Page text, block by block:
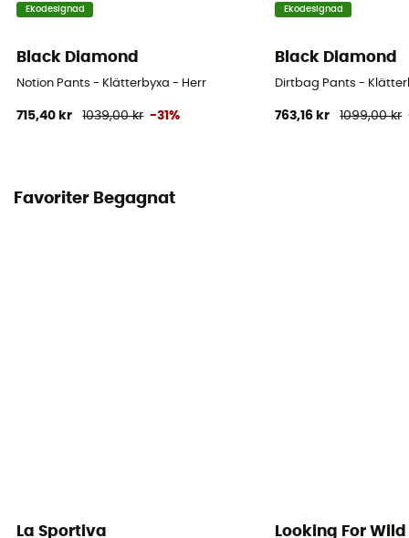
Ekodesignad
Black Diamond
Notion Pants - Klätterbyxa - Herr
715,40 kr 1039,00 kr -31%
Ekodesignad
Black Diamond
Dirtbag Pants -
763,16 kr 1099,00 kr
Favoriter Begagnat
La Sportiva Looking For Wild